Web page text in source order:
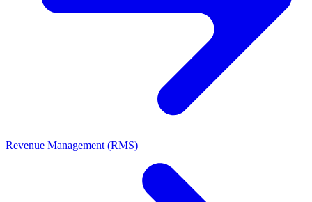
Revenue Management (RMS)